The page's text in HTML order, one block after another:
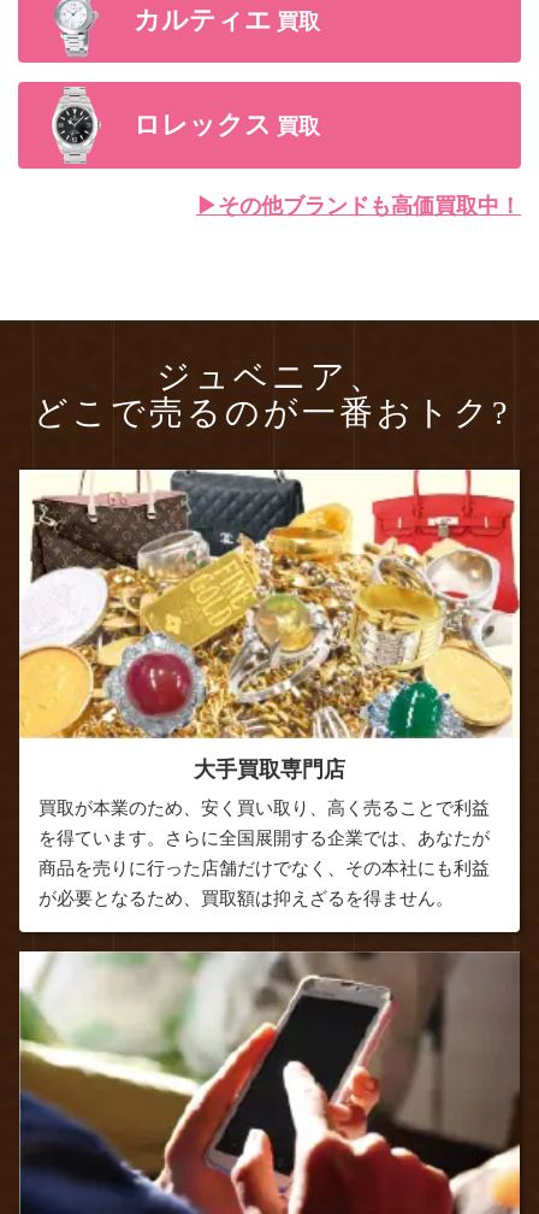
カルティエ 買取
ロレックス 買取
▶︎その他ブランドも高価買取中！
ジュベニア、
どこで売るのが一番おトク?
大手買取専門店
買取が本業のため、安く買い取り、高く売ることで利益
を得ています。さらに全国展開する企業では、あなたが
商品を売りに行った店舗だけでなく、その本社にも利益
が必要となるため、買取額は抑えざるを得ません。